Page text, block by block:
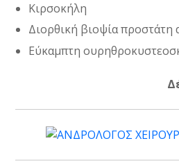
Κιρσοκήλη
Διορθική βιοψία προστάτη
Εύκαμπτη